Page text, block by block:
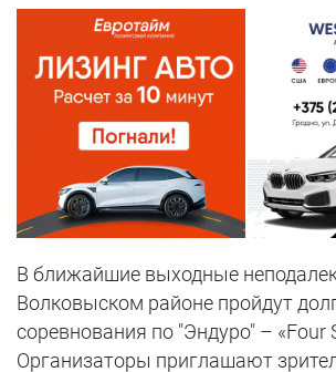
В ближайшие выходные
Волковыском районе пройдут
соревнования по "Эндуро" – «Four
Организаторы приглашают